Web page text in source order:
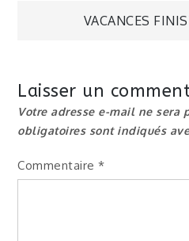
l’article
VACANCES
Laisser un
Votre adresse e-mail ne sera
obligatoires sont indiqués
Commentaire*